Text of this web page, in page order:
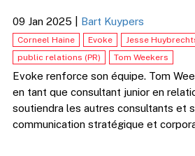
09 Jan 2025 Bart Kuypers
Corneel Haine Evoke
Jesse
public relations (PR)
Tom Weekers
Evoke renforce son équipe. Tom
en tant que consultant junior en
soutiendra les autres consultants et
communication stratégique et